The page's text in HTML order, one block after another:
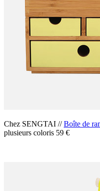
Chez SENGTAI //Boîte de
plusieurs coloris 59 €